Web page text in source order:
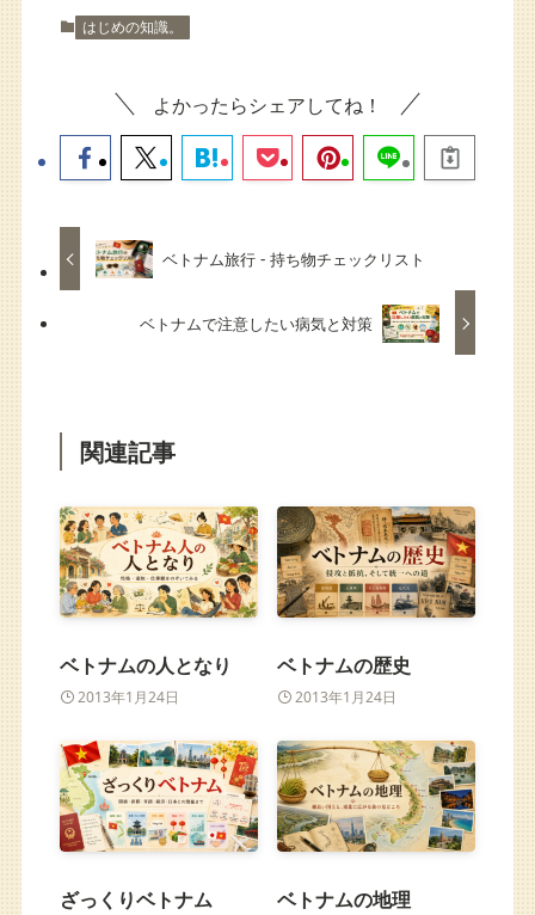
はじめの知識。
よかったらシェアしてね！
ベトナム旅行 - 持ち物チェックリスト
ベトナムで注意したい病気と対策
関連記事
ベトナムの人となり
2013年1月24日
ベトナムの歴史
2013年1月24日
ざっくりベトナム ベトナムの地理